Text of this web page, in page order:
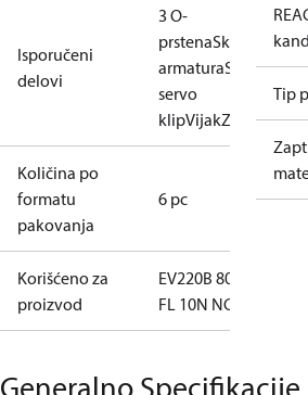
Isporučeni
delovi
3 O-
prstenaSklopljena
armaturaSklopljeni
servo
klipVijakZaptivke
Količina po
formatu
pakovanja
6 pc
Korišćeno za
proizvod
EV220B 80CI
FL 10N NC
Tip
Generalno Specifikacije